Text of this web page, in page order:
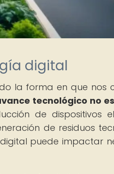
digital
la forma en que nos
tecnológico no
de dispositivos
de residuos
puede impactar